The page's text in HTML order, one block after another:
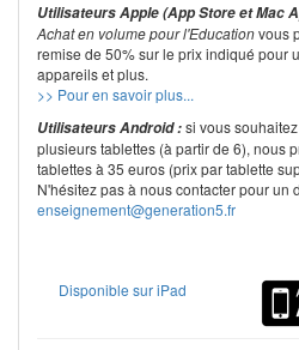
Utilisateurs Apple (App Store et Mac
Achat en volume pour l'Educationvous
remise de 50% sur le prix indiqué pour
appareils et plus.
>> Pour en savoir plus...
Utilisateurs Android :si vous
plusieurs tablettes (à partir de 6), nous
tablettes à 35 euros (prix par tablette
N'hésitez pas à nous contacter pour un
enseignement@generation5.fr
Disponible sur iPad